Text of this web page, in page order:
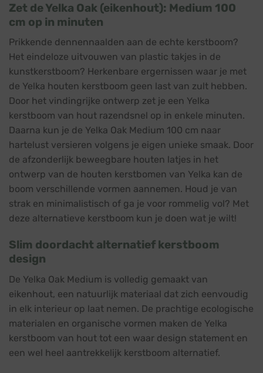
Zet de Yelka Oak (eikenhout): Medium 100
cm op in minuten
Prikkende dennennaalden aan de echte kerstboom?
Het eindeloze uitvouwen van plastic takjes in de
kunstkerstboom? Herkenbare ergernissen waar je met
de Yelka houten kerstboom geen last van zult hebben.
Door het vindingrijke ontwerp zet je een Yelka
kerstboom van hout razendsnel op in enkele minuten.
Daarna kun je de Yelka Oak Medium 100 cm naar
hartelust versieren volgens je eigen unieke smaak. Door
de afzonderlijk beweegbare houten latjes in het
ontwerp van de houten kerstbomen van Yelka kan de
boom verschillende vormen aannemen. Houd je van
strak en minimalistisch of ga je voor rommelig vol? Met
deze alternatieve kerstboom kun je doen wat je wilt!
Slim doordacht alternatief kerstboom
design
De Yelka Oak Medium is volledig gemaakt van
eikenhout, een natuurlijk materiaal dat zich eenvoudig
in elk interieur op laat nemen. De prachtige ecologische
materialen en organische vormen maken de Yelka
kerstboom van hout tot een waar design statement en
een wel heel aantrekkelijk kerstboom alternatief.